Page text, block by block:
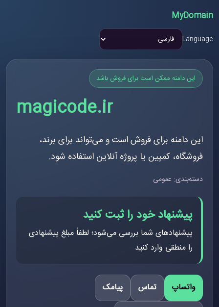
MyDomain
Language
این دامنه ممکن است برای فروش باشد
magicode.ir
این دامنه برای فروش است و می‌تواند برای برند،
فروشگاه، کمپین یا پروژه آنلاین استفاده شود.
دسته‌بندی: عمومی
پیشنهاد خود را ثبت کنید
پیشنهادهای شما بررسی می‌شود؛ لطفاً مبلغ پیشنهادی
را منطقی وارد کنید
واتساپ تماس
پیامک